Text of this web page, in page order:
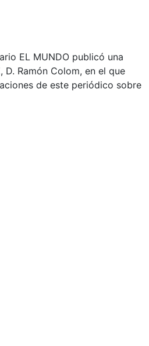
EL MUNDO publicó una
Ramón Colom, en el que
de este periódico sobre